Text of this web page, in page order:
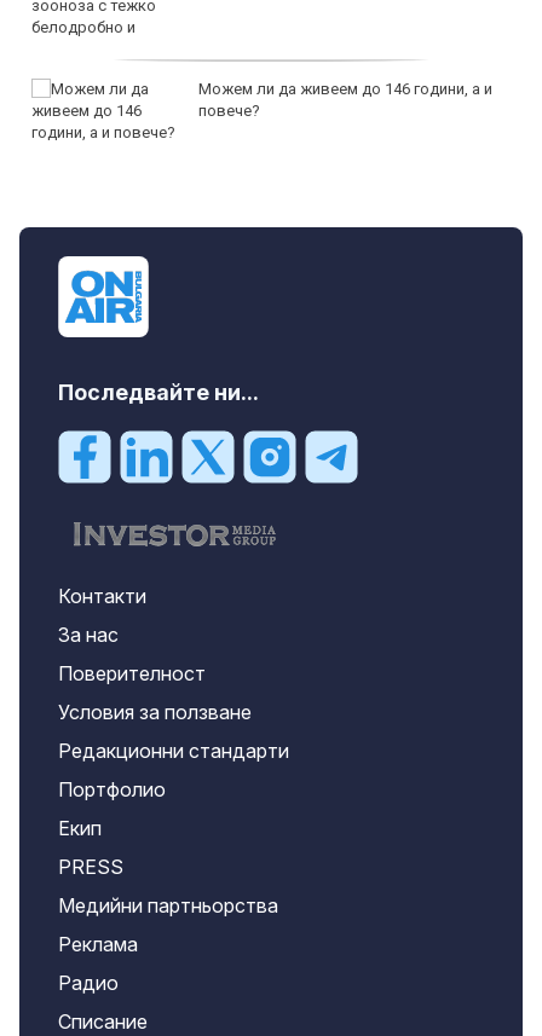
Можем ли да живеем до 146 години, а и
повече?
Последвайте ни...
Контакти
За нас
Поверителност
Условия за ползване
Редакционни стандарти
Портфолио
Екип
PRESS
Медийни партньорства
Реклама
Радио
Списание